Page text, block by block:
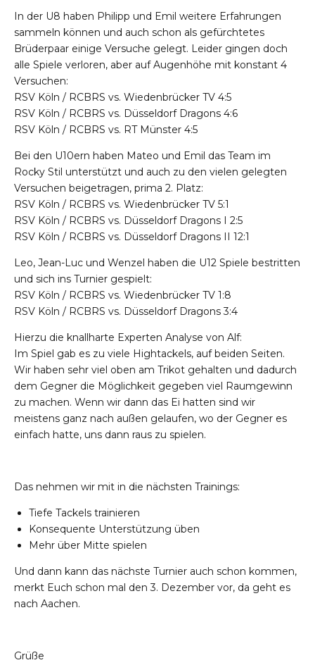
In der U8 haben Philipp und Emil weitere Erfahrungen
sammeln können und auch schon als gefürchtetes
Brüderpaar einige Versuche gelegt. Leider gingen doch
alle Spiele verloren, aber auf Augenhöhe mit konstant 4
Versuchen:
RSV Köln / RCBRS vs. Wiedenbrücker TV 4:5
RSV Köln / RCBRS vs. Düsseldorf Dragons 4:6
RSV Köln / RCBRS vs. RT Münster 4:5
Bei den U10ern haben Mateo und Emil das Team im
Rocky Stil unterstützt und auch zu den vielen gelegten
Versuchen beigetragen, prima 2. Platz:
RSV Köln / RCBRS vs. Wiedenbrücker TV 5:1
RSV Köln / RCBRS vs. Düsseldorf Dragons I 2:5
RSV Köln / RCBRS vs. Düsseldorf Dragons II 12:1
Leo, Jean-Luc und Wenzel haben die U12 Spiele bestritten
und sich ins Turnier gespielt:
RSV Köln / RCBRS vs. Wiedenbrücker TV 1:8
RSV Köln / RCBRS vs. Düsseldorf Dragons 3:4
Hierzu die knallharte Experten Analyse von Alf:
Im Spiel gab es zu viele Hightackels, auf beiden Seiten.
Wir haben sehr viel oben am Trikot gehalten und dadurch
dem Gegner die Möglichkeit gegeben viel Raumgewinn
zu machen. Wenn wir dann das Ei hatten sind wir
meistens ganz nach außen gelaufen, wo der Gegner es
einfach hatte, uns dann raus zu spielen.
Das nehmen wir mit in die nächsten Trainings:
Tiefe Tackels trainieren
Konsequente Unterstützung üben
Mehr über Mitte spielen
Und dann kann das nächste Turnier auch schon kommen,
merkt Euch schon mal den 3. Dezember vor, da geht es
nach Aachen.
Grüße